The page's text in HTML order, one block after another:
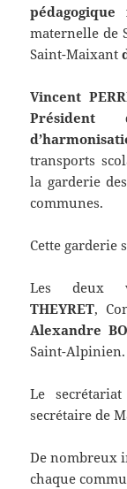
maternelle de
Saint-Maixant
Vincent
Président
transports
la garderie
communes.
Cette garderie
Les deux
THEYRET,
Alexandre
Saint-Alpinien.
Le
secrétaire de
De nombreux
chaque